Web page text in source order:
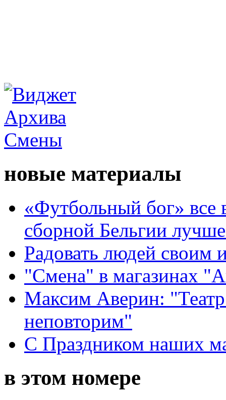
новые материалы
«Футбольный бог» все
сборной Бельгии
Радовать людей своим
"Смена" в магазинах
Максим Аверин:
неповторим"
С Праздником наших
в этом номере